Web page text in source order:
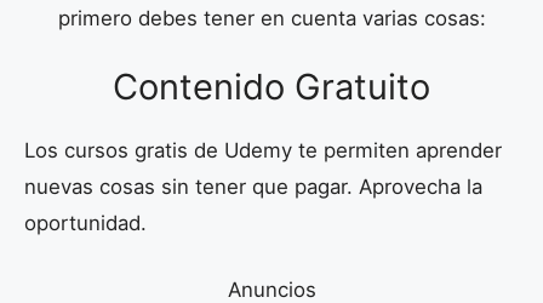
primero debes tener en cuenta varias cosas:
Contenido Gratuito
Los cursos gratis de Udemy te permiten aprender
nuevas cosas sin tener que pagar. Aprovecha la
oportunidad.
Anuncios